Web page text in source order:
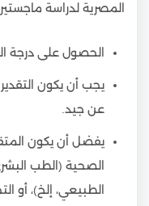
المصرية لدراسة
الحصول على درجة
يجب أن يكون
عن جيد.
يفضل أن يكون
الصحية (الطب
الطبيعي، إلخ)، أو